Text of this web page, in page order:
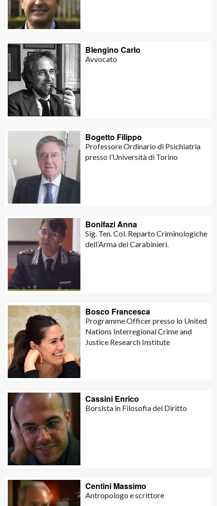
Blengino Carlo
Avvocato
Bogetto Filippo
Professore Ordinario di Psichiatria
presso l’Università di Torino
Bonifazi Anna
Sig. Ten. Col. Reparto Criminologiche
dell’Arma dei Carabinieri.
Bosco Francesca
Programme Officer presso lo United
Nations Interregional Crime and
Justice Research Institute
Cassini Enrico
Borsista in Filosofia del Diritto
Centini Massimo
Antropologo e scrittore